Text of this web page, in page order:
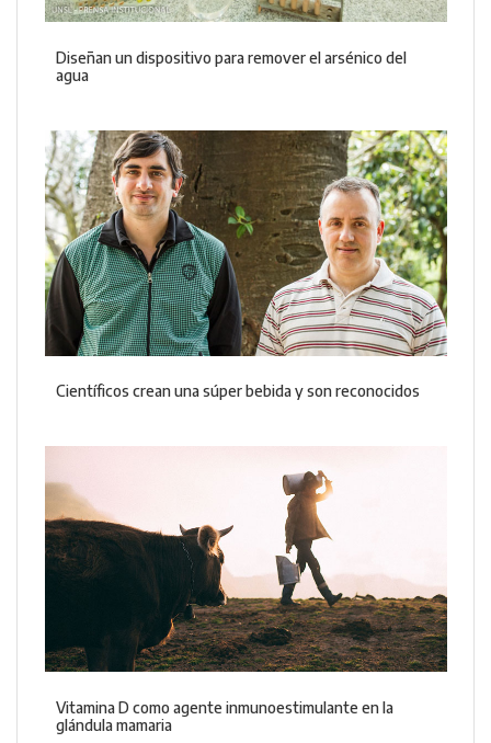
Diseñan un dispositivo para remover el arsénico del
agua
Científicos crean una súper bebida y son reconocidos
Vitamina D como agente inmunoestimulante en la
glándula mamaria